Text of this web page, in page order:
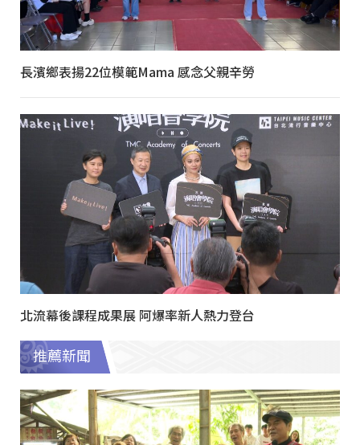
長濱鄉表揚22位模範Mama 感念父親辛勞
北流幕後課程成果展 阿爆率新人熱力登台
推薦新聞